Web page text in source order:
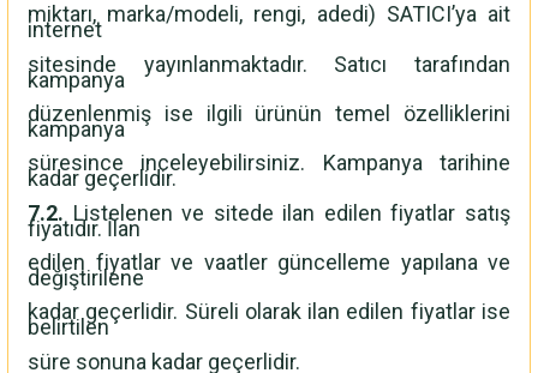
miktarı, marka/modeli, rengi, adedi) SATICI’ya ait
internet
sitesinde yayınlanmaktadır. Satıcı tarafından
kampanya
düzenlenmiş ise ilgili ürünün temel özelliklerini
kampanya
süresince inceleyebilirsiniz. Kampanya tarihine
kadar geçerlidir.
7.2. Listelenen ve sitede ilan edilen fiyatlar satış
fiyatıdır. İlan
edilen fiyatlar ve vaatler güncelleme yapılana ve
değiştirilene
kadar geçerlidir. Süreli olarak ilan edilen fiyatlar ise
belirtilen
süre sonuna kadar geçerlidir.